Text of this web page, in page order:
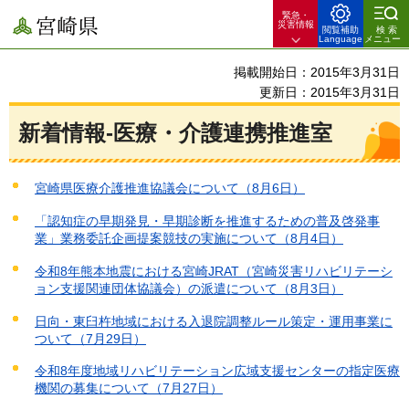
宮崎県
緊急・
災害情報
閲覧補助
Language
検索
メニュー
掲載開始日：2015年3月31日
更新日：2015年3月31日
新着情報-医療・介護連携推進室
宮崎県医療介護推進協議会について（8月6日）
「認知症の早期発見・早期診断を推進するための普及啓発事
業」業務委託企画提案競技の実施について（8月4日）
令和8年熊本地震における宮崎JRAT（宮崎災害リハビリテーシ
ョン支援関連団体協議会）の派遣について（8月3日）
日向・東臼杵地域における入退院調整ルール策定・運用事業に
ついて（7月29日）
令和8年度地域リハビリテーション広域支援センターの指定医療
機関の募集について（7月27日）